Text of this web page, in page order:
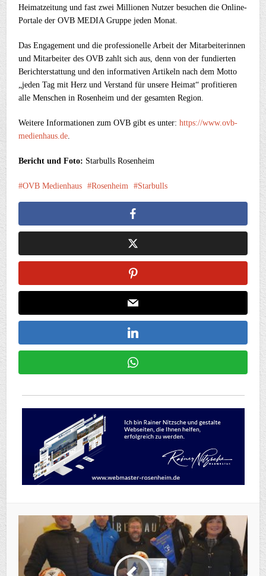
Heimatzeitung und fast zwei Millionen Nutzer besuchen die Online-
Portale der OVB MEDIA Gruppe jeden Monat.
Das Engagement und die professionelle Arbeit der Mitarbeiterinnen
und Mitarbeiter des OVB zahlt sich aus, denn von der fundierten
Berichterstattung und den informativen Artikeln nach dem Motto
„jeden Tag mit Herz und Verstand für unsere Heimat“ profitieren
alle Menschen in Rosenheim und der gesamten Region.
Weitere Informationen zum OVB gibt es unter:https://www.ovb-
medienhaus.de.
Bericht und Foto: Starbulls Rosenheim
OVB Medienhaus Rosenheim Starbulls